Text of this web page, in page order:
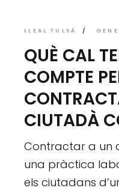
LLEAL TULSÀ
QUÈ CAL
COMPTE
CIUTADÀ
Contractar a un
una pràctica
els ciutadans